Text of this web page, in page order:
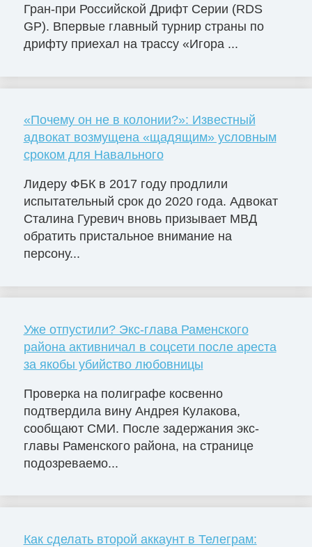
Гран-при Российской Дрифт Серии (RDS
GP). Впервые главный турнир страны по
дрифту приехал на трассу «Игора ...
«Почему он не в колонии?»: Известный
адвокат возмущена «щадящим» условным
сроком для Навального
Лидеру ФБК в 2017 году продлили
испытательный срок до 2020 года. Адвокат
Сталина Гуревич вновь призывает МВД
обратить пристальное внимание на
персону...
Уже отпустили? Экс-глава Раменского
района активничал в соцсети после ареста
за якобы убийство любовницы
Проверка на полиграфе косвенно
подтвердила вину Андрея Кулакова,
сообщают СМИ. После задержания экс-
главы Раменского района, на странице
подозреваемо...
Как сделать второй аккаунт в Телеграм: